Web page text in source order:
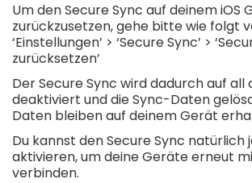
Um den Secure Sync auf deinem iOS
zurückzusetzen, gehe bitte wie folgt
‘Einstellungen’ > ‘Secure Sync’ >
zurücksetzen’
Der Secure Sync wird dadurch auf
deaktiviert und die Sync-Daten
Daten bleiben auf deinem Gerät
Du kannst den Secure Sync natürlich
aktivieren, um deine Geräte erneut
verbinden.